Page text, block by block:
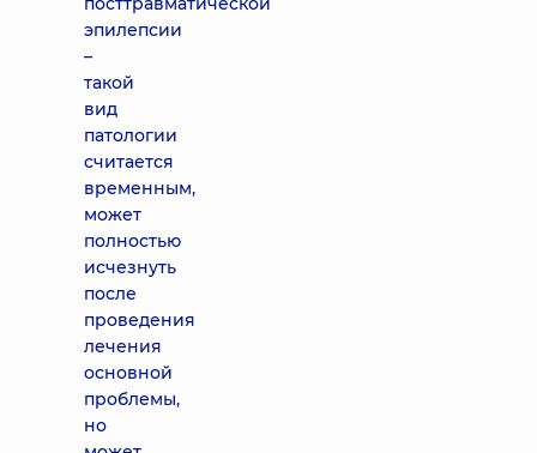
эпилепсии
–
такой
вид
патологии
считается
временным,
может
полностью
исчезнуть
после
проведения
лечения
основной
проблемы,
но